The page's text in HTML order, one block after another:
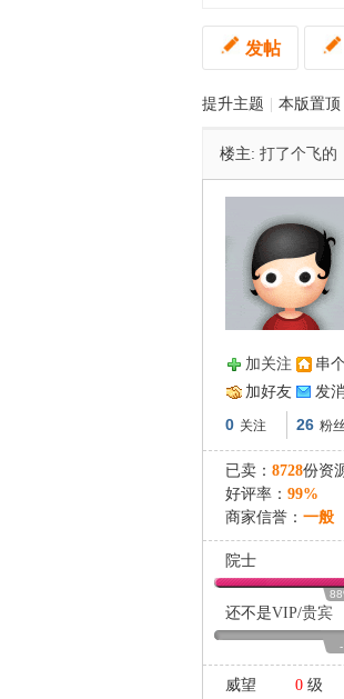
发帖
提升主题 本版置顶
楼主: 打了个飞的
加关注
串
加好友
发
0 关注 26 粉丝
已卖： 8728份资
好评率： 99%
商家信誉： 一般
院士
还不是VIP/贵宾
-
威望 0 级